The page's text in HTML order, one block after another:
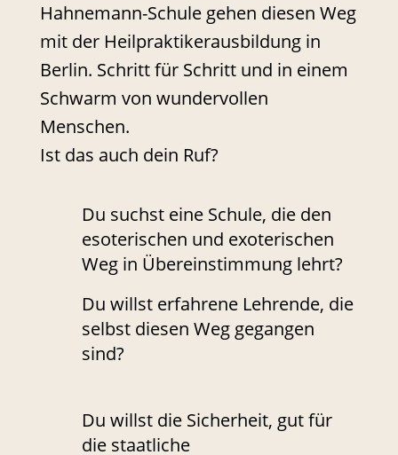
Hahnemann-Schule gehen diesen Weg
mit der Heilpraktikerausbildung in
Berlin. Schritt für Schritt und in einem
Schwarm von wundervollen
Menschen.
Ist das auch dein Ruf?
Du suchst eine Schule, die den
esoterischen und exoterischen
Weg in Übereinstimmung lehrt?
Du willst erfahrene Lehrende, die
selbst diesen Weg gegangen
sind?
Du willst die Sicherheit, gut für
die staatliche